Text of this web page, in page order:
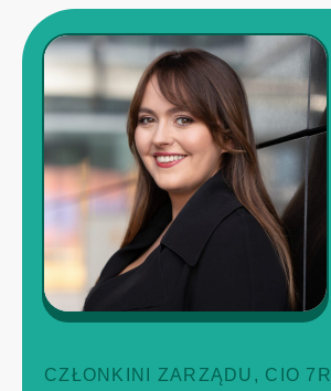
CZŁONKINI ZARZĄDU, CIO 7R